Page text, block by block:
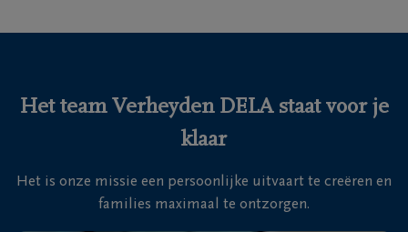
Het team Verheyden DELA staat voor je
klaar
Het is onze missie een persoonlijke uitvaart te creëren en
families maximaal te ontzorgen.